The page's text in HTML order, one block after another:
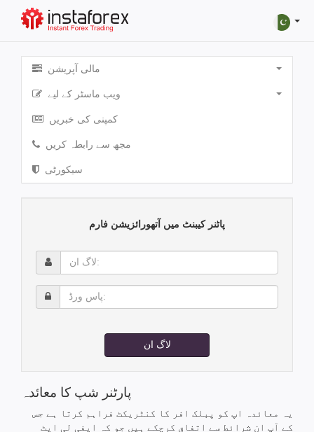
مالی آپریشن
ویب ماسٹر کے لیے
کمپنی کی خبریں
مجھ سے رابطہ کریں
سیکورٹی
پاٹنر کیبنٹ میں آتھورائزیشن فارم
لاگ
پاس
لاگ ان
پارٹنر شپ کا معائدہ
یہ معائدہ اپ کو پبلک افر کا کنٹریکٹ فراہم کرتا ہے جس
کے آپ ان شرائط سے اتفاق کرچکے ہیں جو کہ ایفی لی ایٹ